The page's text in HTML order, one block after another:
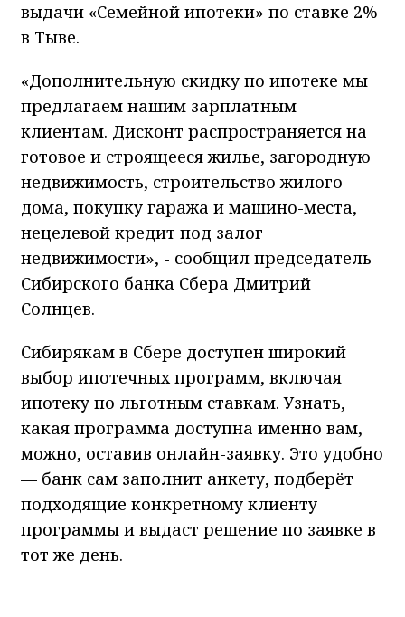
выдачи «Семейной ипотеки» по ставке 2%
в Тыве.
«Дополнительную скидку по ипотеке мы
предлагаем нашим зарплатным
клиентам. Дисконт распространяется на
готовое и строящееся жилье, загородную
недвижимость, строительство жилого
дома, покупку гаража и машино-места,
нецелевой кредит под залог
недвижимости», - сообщил председатель
Сибирского банка Сбера Дмитрий
Солнцев.
Сибирякам в Сбере доступен широкий
выбор ипотечных программ, включая
ипотеку по льготным ставкам. Узнать,
какая программа доступна именно вам,
можно, оставив онлайн-заявку. Это удобно
— банк сам заполнит анкету, подберёт
подходящие конкретному клиенту
программы и выдаст решение по заявке в
тот же день.